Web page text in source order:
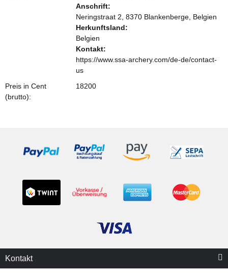
Anschrift:
Neringstraat 2, 8370 Blankenberge, Belgien
Herkunftsland:
Belgien
Kontakt:
https://www.ssa-archery.com/de-de/contact-
us
Preis in Cent
(brutto):
18200
Kontakt